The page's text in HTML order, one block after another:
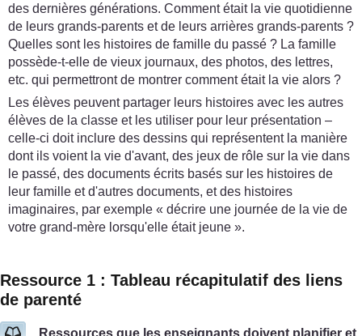
des dernières générations. Comment était la vie quotidienne
de leurs grands-parents et de leurs arrières grands-parents ?
Quelles sont les histoires de famille du passé ? La famille
possède-t-elle de vieux journaux, des photos, des lettres,
etc. qui permettront de montrer comment était la vie alors ?
Les élèves peuvent partager leurs histoires avec les autres
élèves de la classe et les utiliser pour leur présentation –
celle-ci doit inclure des dessins qui représentent la manière
dont ils voient la vie d'avant, des jeux de rôle sur la vie dans
le passé, des documents écrits basés sur les histoires de
leur famille et d'autres documents, et des histoires
imaginaires, par exemple « décrire une journée de la vie de
votre grand-mère lorsqu'elle était jeune ».
Ressource 1 : Tableau récapitulatif des liens
de parenté